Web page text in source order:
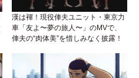
漢は褌！現役俥夫ユニット・東京力
車「友よ〜夢の旅人〜」のMVで、
俥夫の“肉体美”を惜しみなく披露！